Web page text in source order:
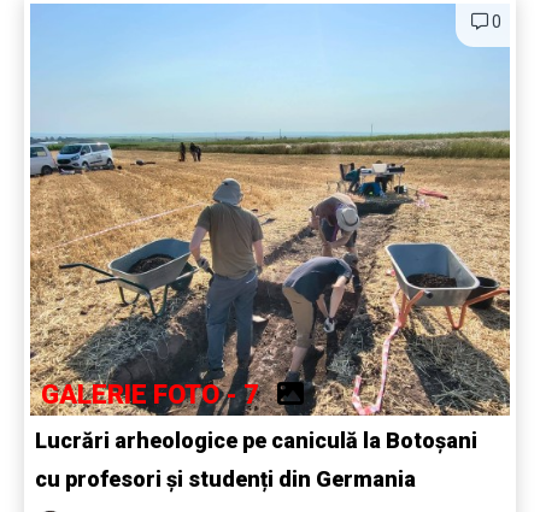
0
GALERIE FOTO - 7
Lucrări arheologice pe caniculă la Botoșani
cu profesori și studenți din Germania